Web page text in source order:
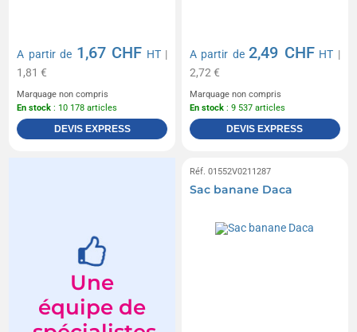
A partir de 1,67 CHF HT|
1,81 €
Marquage non compris
En stock : 10 178 articles
DEVIS EXPRESS
A partir de2,49 CHF HT |
2,72 €
Marquage non compris
En stock : 9 537 articles
DEVIS EXPRESS
Une
équipe de
Réf. 01552V0211287
Sac banane Daca